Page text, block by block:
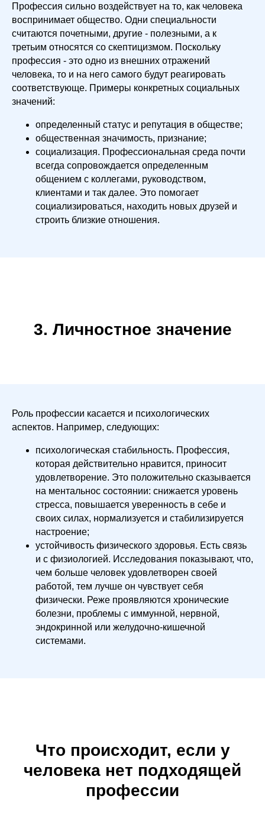
Профессия сильно воздействует на то, как человека
воспринимает общество. Одни специальности
считаются почетными, другие - полезными, а к
третьим относятся со скептицизмом. Поскольку
профессия - это одно из внешних отражений
человека, то и на него самого будут реагировать
соответствующе. Примеры конкретных социальных
значений:
определенный статус и репутация в обществе;
общественная значимость, признание;
социализация. Профессиональная среда почти
всегда сопровождается определенным
общением с коллегами, руководством,
клиентами и так далее. Это помогает
социализироваться, находить новых друзей и
строить близкие отношения.
3. Личностное значение
Роль профессии касается и психологических
аспектов. Например, следующих:
психологическая стабильность. Профессия,
которая действительно нравится, приносит
удовлетворение. Это положительно сказывается
на ментальнос состоянии: снижается уровень
стресса, повышается уверенность в себе и
своих силах, нормализуется и стабилизируется
настроение;
устойчивость физического здоровья. Есть связь
и с физиологией. Исследования показывают, что,
чем больше человек удовлетворен своей
работой, тем лучше он чувствует себя
физически. Реже проявляются хронические
болезни, проблемы с иммунной, нервной,
эндокринной или желудочно-кишечной
системами.
Что происходит, если у
человека нет подходящей
профессии